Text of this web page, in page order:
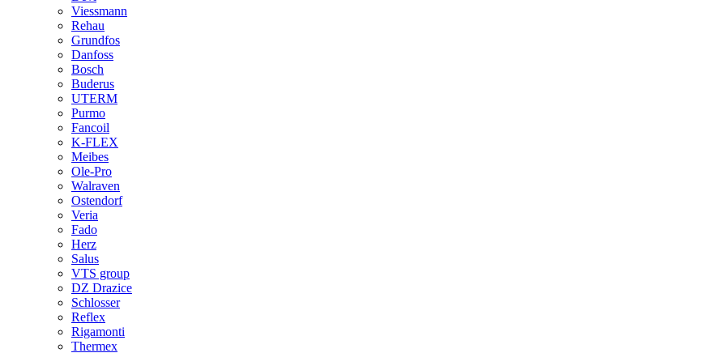
Viessmann
Rehau
Grundfos
Danfoss
Bosch
Buderus
UTERM
Purmo
Fancoil
K-FLEX
Meibes
Ole-Pro
Walraven
Ostendorf
Veria
Fado
Herz
Salus
VTS group
DZ Drazice
Schlosser
Reflex
Rigamonti
Thermex